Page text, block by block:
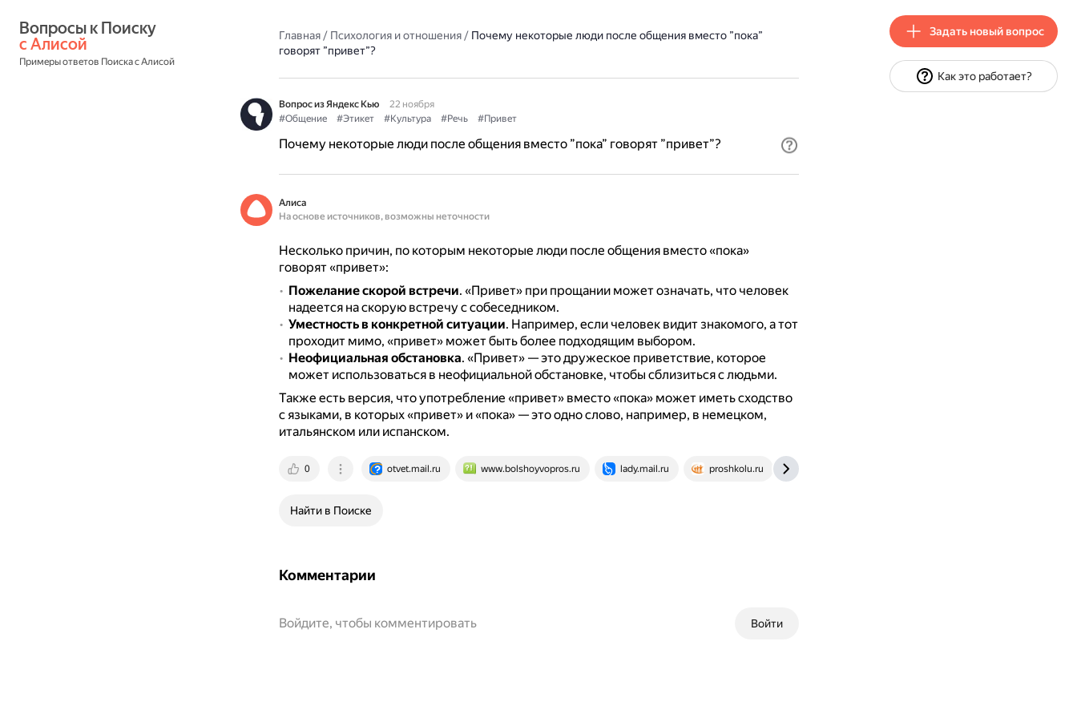
с Алисой
Примеры ответов Поиска с Алисой
Главная/ Психология и отношения/ Почему некоторые люди после общения вместо ”пока”
говорят ”привет”?
Вопрос из Яндекс Кью
22 ноября
#Общение
#Этикет #Культура #Речь #Привет
Почему некоторые люди после общения вместо ”пока” говорят ”привет”?
Алиса
На основе источников, возможны неточности
Несколько причин, по которым некоторые люди после общения вместо «пока»
говорят «привет»:
Пожелание скорой встречи. «Привет» при прощании может означать, что человек
надеется на скорую встречу с собеседником.
Уместность в конкретной ситуации. Например, если человек видит знакомого, а тот
проходит мимо, «привет» может быть более подходящим выбором.
Неофициальная обстановка. «Привет» — это дружеское приветствие, которое
может использоваться в неофициальной обстановке, чтобы сблизиться с людьми.
Также есть версия, что употребление «привет» вместо «пока» может иметь сходство
с языками, в которых «привет» и «пока» — это одно слово, например, в немецком,
итальянском или испанском.
0 otvet.mail.ru www.bolshoyvopros.ru lady.mail.ru proshkolu.ru
Найти в Поиске
Комментарии
Войти
Войдите, чтобы комментировать
Задать новый вопрос
Как это работает?